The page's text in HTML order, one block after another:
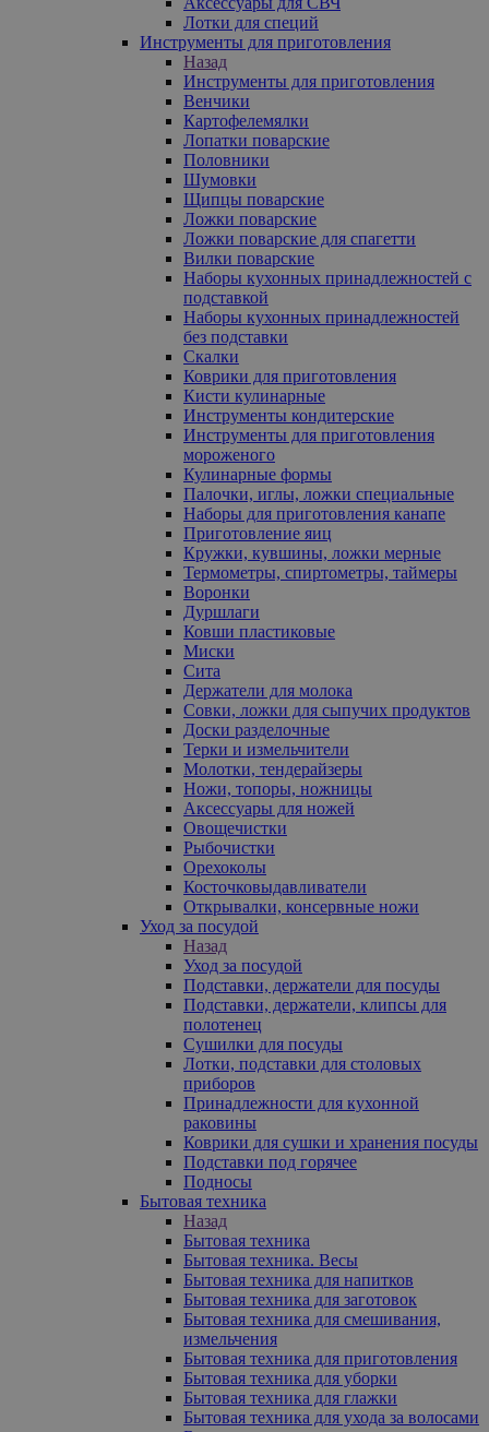
Лотки для специй
Инструменты для приготовления
Назад
Инструменты для приготовления
Венчики
Картофелемялки
Лопатки поварские
Половники
Шумовки
Щипцы поварские
Ложки поварские
Ложки поварские для спагетти
Вилки поварские
Наборы кухонных принадлежностей с
подставкой
Наборы кухонных принадлежностей
без подставки
Скалки
Коврики для приготовления
Кисти кулинарные
Инструменты кондитерские
Инструменты для приготовления
мороженого
Кулинарные формы
Палочки, иглы, ложки специальные
Наборы для приготовления канапе
Приготовление яиц
Кружки, кувшины, ложки мерные
Термометры, спиртометры, таймеры
Воронки
Дуршлаги
Ковши пластиковые
Миски
Сита
Держатели для молока
Совки, ложки для сыпучих продуктов
Доски разделочные
Терки и измельчители
Молотки, тендерайзеры
Ножи, топоры, ножницы
Аксессуары для ножей
Овощечистки
Рыбочистки
Орехоколы
Косточковыдавливатели
Открывалки, консервные ножи
Уход за посудой
Назад
Уход за посудой
Подставки, держатели для посуды
Подставки, держатели, клипсы для
полотенец
Сушилки для посуды
Лотки, подставки для столовых
приборов
Принадлежности для кухонной
раковины
Коврики для сушки и хранения посуды
Подставки под горячее
Подносы
Бытовая техника
Назад
Бытовая техника
Бытовая техника. Весы
Бытовая техника для напитков
Бытовая техника для заготовок
Бытовая техника для смешивания,
измельчения
Бытовая техника для приготовления
Бытовая техника для уборки
Бытовая техника для глажки
Бытовая техника для ухода за волосами